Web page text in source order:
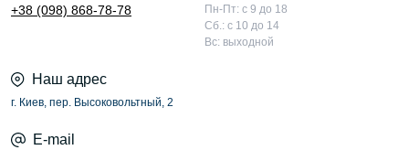
+38 (098) 868-78-78
Пн-Пт: с 9 до 18
Сб.: с 10 до 14
Вс: выходной
Наш адрес
г. Киев, пер. Высоковольтный, 2
E-mail